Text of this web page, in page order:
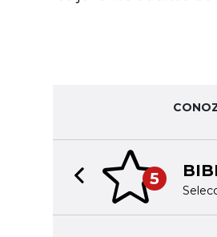
5
Previous slide